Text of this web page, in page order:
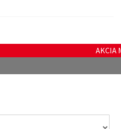
AKCIA MÁJ +
vehículos disponibles para